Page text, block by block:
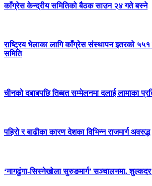
काँग्रेस केन्द्रीय समितिको बैठक साउन २४ गते बस्ने
राष्ट्रिय भेलाका लागि काँग्रेस संस्थापन इतरको
समिति
चीनको दबाबपछि तिब्बत सम्मेलनमा दलाई लामाका
पहिरो र बाढीका कारण देशका विभिन्न राजमार्ग अवरुद्ध
‘नागढुंगा-सिस्नेखोला सुरुङमार्ग’ सञ्चालनमा,